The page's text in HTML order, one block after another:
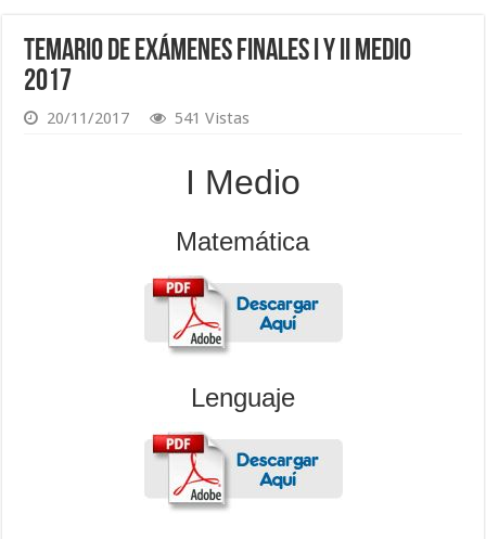
Temario de Exámenes Finales I y II Medio
2017
20/11/2017 541 Vistas
I Medio
Matemática
Lenguaje